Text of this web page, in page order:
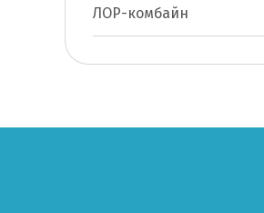
ЛОР-комбайн